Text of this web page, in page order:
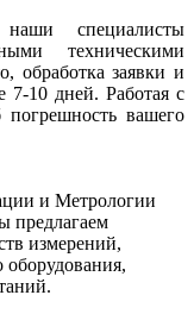
специалисты
техническими
обработка заявки и
7-10 дней. Работая с
вашего
и Метрологии
предлагаем
измерений,
оборудования,